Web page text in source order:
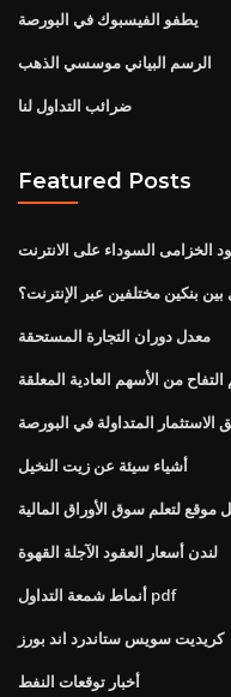
يطفو الفيسبوك في البورصة
الرسم البياني موسسي الذهب
ضرائب التداول لنا
Featured Posts
الخزامى السوداء على الانترنت
بنكين مختلفين عبر الإنترنت؟
معدل دوران التجارة المستحقة
من الأسهم العادية المعلقة
المتداولة في البورصة
أشياء سيئة عن زيت النخيل
موقع لتعلم سوق الأوراق المالية
لندن أسعار العقود الآجلة القهوة
أنماط شمعة التداول pdf
كريديت سويس ستاندرد اند بورز
أخبار توقعات النفط